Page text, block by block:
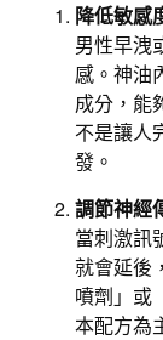
降低敏感
男性早洩
感。神油
成分，能
不是讓人
發。
調節神經
當刺激訊
就會延後
噴劑」或
本配方為